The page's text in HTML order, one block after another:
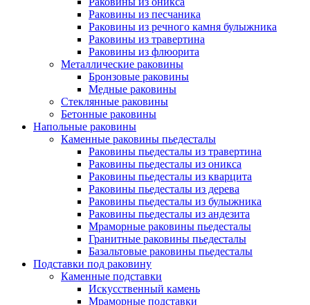
Раковины из песчаника
Раковины из речного камня булыжника
Раковины из травертина
Раковины из флюорита
Металлические раковины
Бронзовые раковины
Медные раковины
Стеклянные раковины
Бетонные раковины
Напольные раковины
Каменные раковины пьедесталы
Раковины пьедесталы из травертина
Раковины пьедесталы из оникса
Раковины пьедесталы из кварцита
Раковины пьедесталы из дерева
Раковины пьедесталы из булыжника
Раковины пьедесталы из андезита
Мраморные раковины пьедесталы
Гранитные раковины пьедесталы
Базальтовые раковины пьедесталы
Подставки под раковину
Каменные подставки
Искусственный камень
Мраморные подставки